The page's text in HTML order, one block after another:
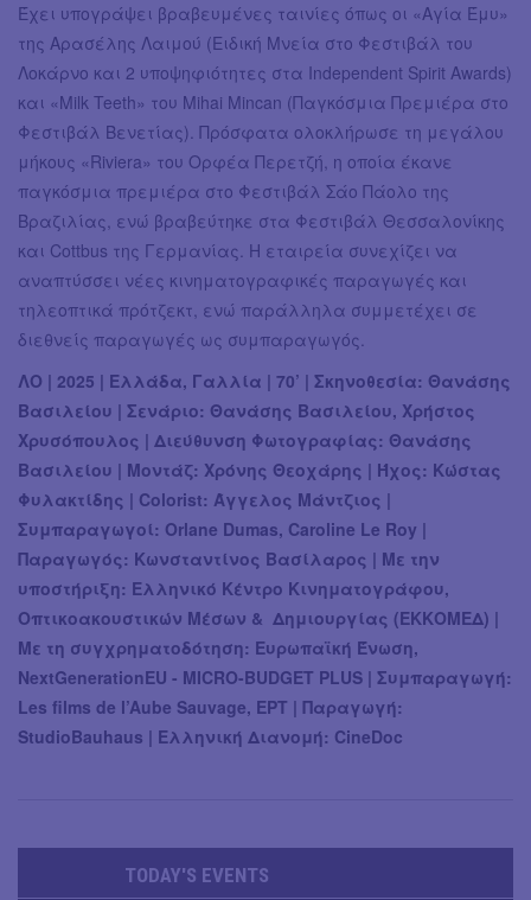
Έχει υπογράψει βραβευμένες ταινίες όπως οι «Αγία Έμυ»
της Αρασέλης Λαιμού (Ειδική Μνεία στο Φεστιβάλ του
Λοκάρνο και 2 υποψηφιότητες στα Independent Spirit Awards)
και «Milk Teeth» του Mihai Mincan (Παγκόσμια Πρεμιέρα στο
Φεστιβάλ Βενετίας). Πρόσφατα ολοκλήρωσε τη μεγάλου
μήκους «Riviera» του Ορφέα Περετζή, η οποία έκανε
παγκόσμια πρεμιέρα στο Φεστιβάλ Σάο Πάολο της
Βραζιλίας, ενώ βραβεύτηκε στα Φεστιβάλ Θεσσαλονίκης
και Cottbus της Γερμανίας. Η εταιρεία συνεχίζει να
αναπτύσσει νέες κινηματογραφικές παραγωγές και
τηλεοπτικά πρότζεκτ, ενώ παράλληλα συμμετέχει σε
διεθνείς παραγωγές ως συμπαραγωγός.
ΛΟ | 2025 | Ελλάδα, Γαλλία | 70’ | Σκηνοθεσία: Θανάσης
Βασιλείου | Σενάριο: Θανάσης Βασιλείου, Χρήστος
Χρυσόπουλος | Διεύθυνση Φωτογραφίας: Θανάσης
Βασιλείου | Μοντάζ: Χρόνης Θεοχάρης | Ήχος: Κώστας
Φυλακτίδης | Colorist: Άγγελος Μάντζιος |
Συμπαραγωγοί: Orlane Dumas, Caroline Le Roy |
Παραγωγός: Κωνσταντίνος Βασίλαρος | Με την
υποστήριξη: Ελληνικό Κέντρο Κινηματογράφου,
Οπτικοακουστικών Μέσων & Δημιουργίας (ΕΚΚΟΜΕΔ) |
Με τη συγχρηματοδότηση: Ευρωπαϊκή Ένωση,
NextGenerationEU - MICRO-BUDGET PLUS | Συμπαραγωγή:
Les films de l’Aube Sauvage, ΕΡΤ | Παραγωγή:
StudioBauhaus | Ελληνική Διανομή: CineDoc
TODAY'S EVENTS